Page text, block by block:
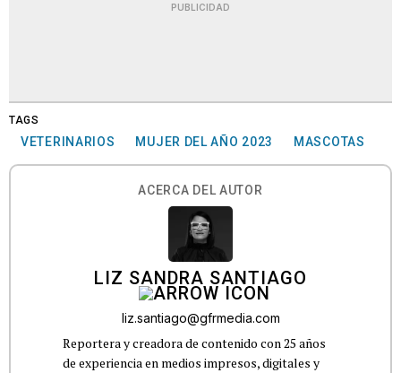
PUBLICIDAD
TAGS
VETERINARIOS MUJER DEL AÑO 2023 MASCOTAS
ACERCA DEL AUTOR
LIZ SANDRA SANTIAGO
liz.santiago@gfrmedia.com
Reportera y creadora de contenido con 25 años
de experiencia en medios impresos, digitales y